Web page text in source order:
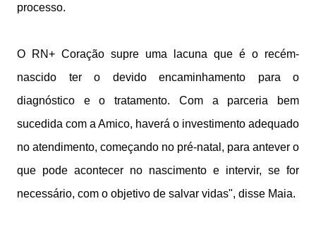
processo.
O RN+ Coração supre uma lacuna que é o recém-
nascido ter o devido encaminhamento para o
diagnóstico e o tratamento. Com a parceria bem
sucedida com a Amico, haverá o investimento adequado
no atendimento, começando no pré-natal, para antever o
que pode acontecer no nascimento e intervir, se for
necessário, com o objetivo de salvar vidas", disse Maia.